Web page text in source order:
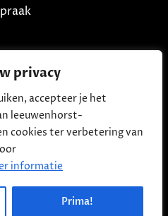
privacy
accepteer je het
leeuwenhorst-
cookies ter verbetering van
informatie
Prima!
Automotive | V2.0 |
FRESHAutomotive website